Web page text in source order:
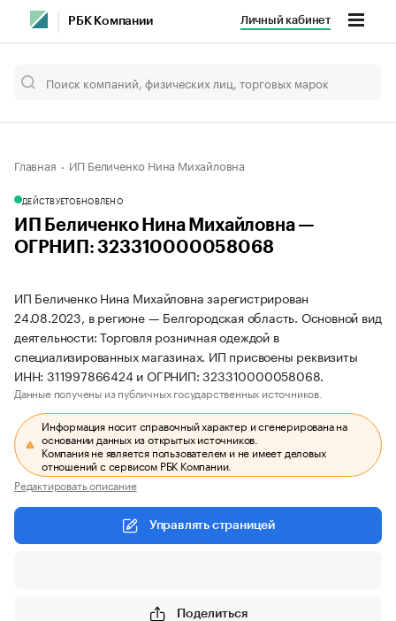
РБК Компании Личный кабинет
Главная ИП Беличенко Нина Михайловна
ДЕЙСТВУЕТОБНОВЛЕНО
ИП Беличенко Нина Михайловна —
ОГРНИП: 323310000058068
ИП Беличенко Нина Михайловна зарегистрирован
24.08.2023, в регионе — Белгородская область. Основной вид
деятельности: Торговля розничная одеждой в
специализированных магазинах. ИП присвоены реквизиты
ИНН: 311997866424 и ОГРНИП: 323310000058068.
Данные получены из публичных государственных источников.
Информация носит справочный характер и сгенерирована на
основании данных из открытых источников.
Компания не является пользователем и не имеет деловых
отношений с сервисом РБК Компании.
Редактировать описание
Управлять страницей
Поделиться